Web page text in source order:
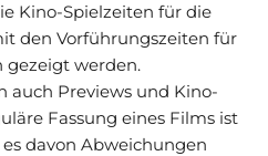
Kino-Spielzeiten für die
den Vorführungszeiten für
werden.
auch Previews und Kino-
Fassung eines Films ist
davon Abweichungen